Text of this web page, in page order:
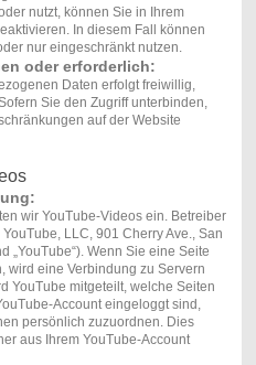
nutzt, können Sie in Ihrem
In diesem Fall können
nur eingeschränkt nutzen.
oder erforderlich:
Daten erfolgt freiwillig,
Sie den Zugriff unterbinden,
auf der Website
wir YouTube-Videos ein. Betreiber
LLC, 901 Cherry Ave., San
„YouTube“). Wenn Sie eine Seite
wird eine Verbindung zu Servern
YouTube mitgeteilt, welche Seiten
Account eingeloggt sind,
persönlich zuzuordnen. Dies
aus Ihrem YouTube-Account